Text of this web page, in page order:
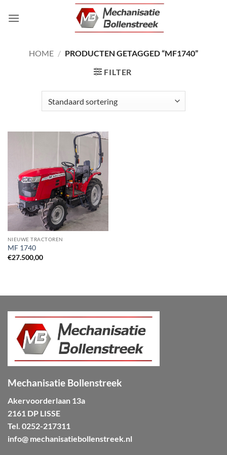
naar
HOME / PRODUCTEN GETAGGED “MF1740”
FILTER
NIEUWE TRACTOREN
MF 1740
€27.500,00
Mechanisatie Bollenstreek
Akervoorderlaan 13a
2161 DP LISSE
Tel. 0252-217311
info@ mechanisatiebollenstreek.nl